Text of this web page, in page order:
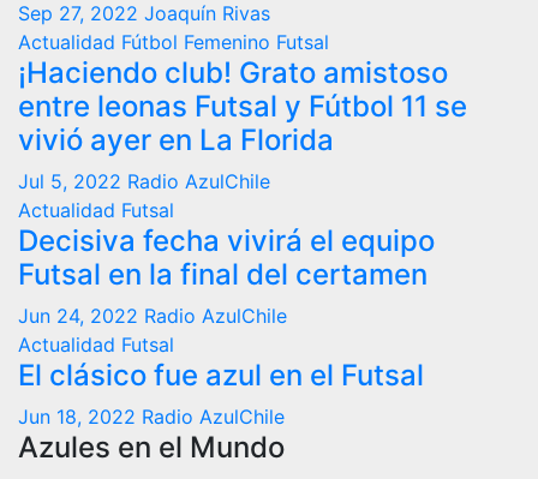
Sep 27, 2022 Joaquín Rivas
Actualidad Fútbol Femenino Futsal
¡Haciendo club! Grato amistoso
entre leonas Futsal y Fútbol 11 se
vivió ayer en La Florida
Jul 5, 2022 Radio AzulChile
Actualidad Futsal
Decisiva fecha vivirá el equipo
Futsal en la final del certamen
Jun 24, 2022 Radio AzulChile
Actualidad Futsal
El clásico fue azul en el Futsal
Jun 18, 2022 Radio AzulChile
Azules en el Mundo